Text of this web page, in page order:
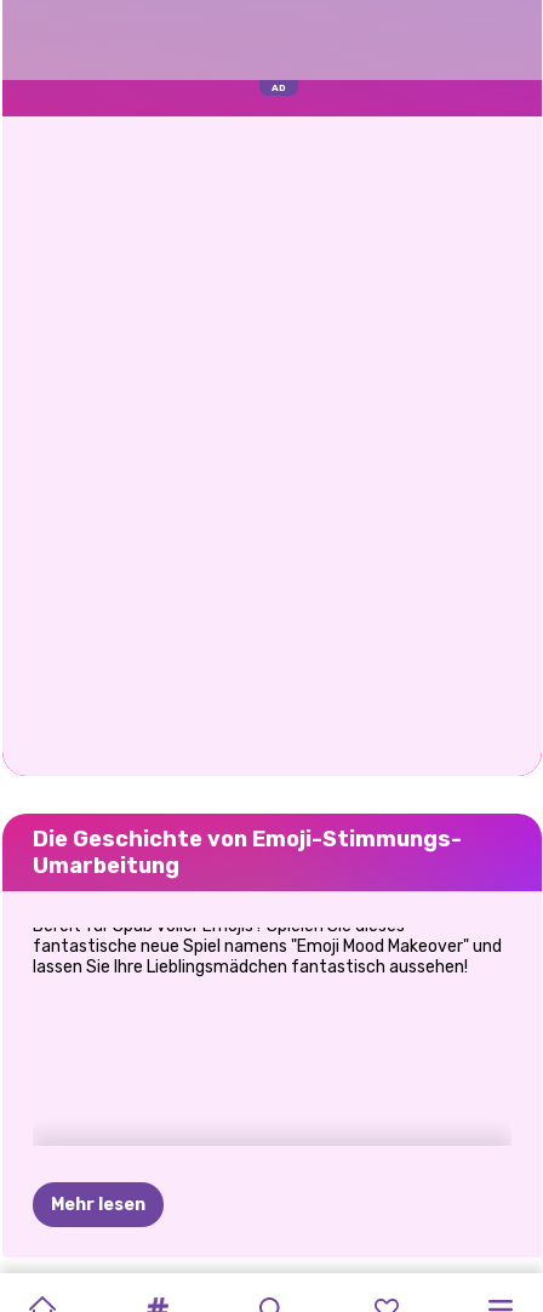
Die Geschichte von Emoji-Stimmungs-
Umarbeitung
Bereit für Spaß voller Emojis? Spielen Sie dieses
fantastische neue Spiel namens "Emoji Mood Makeover" und
lassen Sie Ihre Lieblingsmädchen fantastisch aussehen!
Mehr lesen
KARDASHIANS
POLYNESISCHE PRINZESSINNEN
PRINZESSINNEN-
HÖHLE ZURÜCK